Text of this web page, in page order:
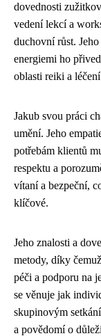
dovednosti
vedení lekcí a
duchovní růst.
energiemi ho
oblasti reiki a
Jakub svou práci
umění. Jeho
potřebám klientů
respektu a
vítaní a bezpeční,
klíčové.
Jeho znalosti a
metody, díky
péči a podporu na
se věnuje jak
skupinovým
a povědomí o